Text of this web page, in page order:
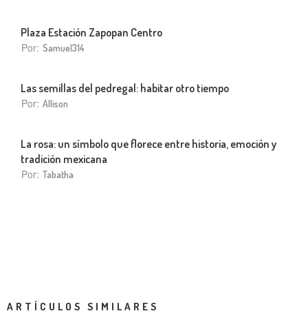
Plaza Estación Zapopan Centro
Por: Samuel314
Las semillas del pedregal: habitar otro tiempo
Por: Allison
La rosa: un símbolo que florece entre historia, emoción y
tradición mexicana
Por: Tabatha
ARTÍCULOS SIMILARES